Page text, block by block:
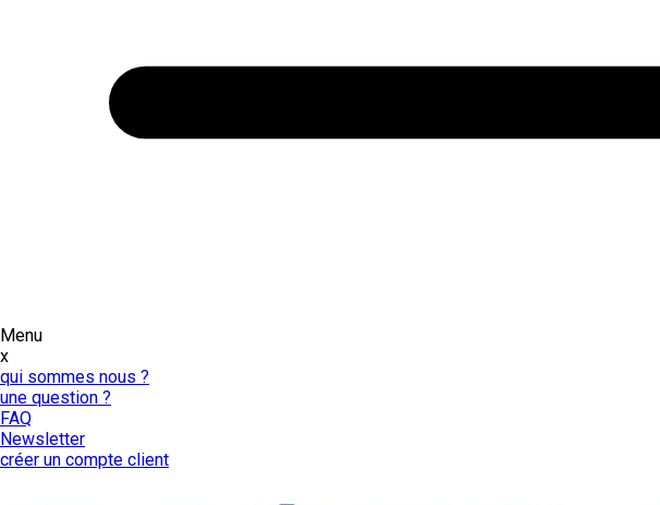
Menu
x
qui sommes nous ?
une question ?
FAQ
Newsletter
créer un compte client